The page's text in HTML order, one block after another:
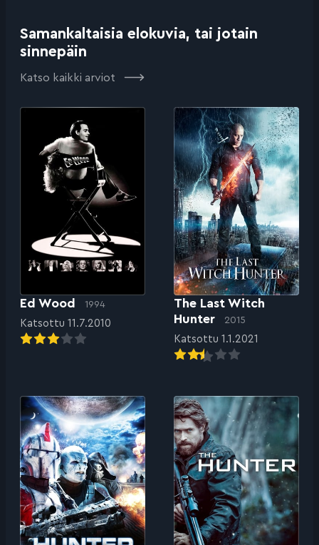
Samankaltaisia elokuvia, tai jotain
sinnepäin
Katso kaikki arviot
Ed Wood 1994
Katsottu 11.7.2010
The Last Witch
Hunter
2015
Katsottu 1.1.2021